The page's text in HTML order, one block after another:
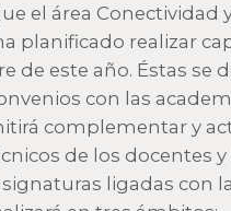
el área Conectividad
planificado realizar
de este año. Éstas se
con las
complementar y
de los docentes
ligadas con